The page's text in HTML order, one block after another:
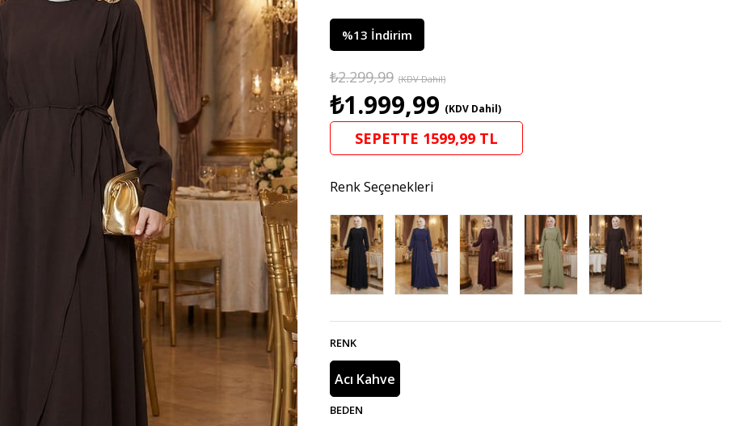
%13 İndirim
₺2.299,99 (KDV Dahil)
₺1.999,99 (KDV Dahil)
SEPETTE 1599,99 TL
Renk Seçenekleri
RENK
Acı Kahve
BEDEN